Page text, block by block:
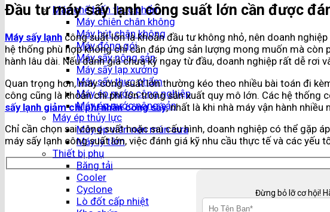
Máy chế biến thực phẩm
Máy chiên chân không
Máy hút chân không
Máy đóng gói
Máy sấy nông sản
Máy sấy lạp xưởng
Máy sấy thực phẩm
Máy ép nước công nghiệp
Máy ép nước nông sản
Máy ép thủy lực
Máy ép viên nén mùn cưa
Máy ly tâm
Thiết bị phụ
Băng tải
Cooler
Cyclone
Lò đốt cấp nhiệt
Đầu tư máy sấy lạnh công suất lớn cần được
Máy sấy lạnh công suất lớn là khoản đầu tư không nhỏ, nên doanh
hệ thống phù hợp không chỉ cần đáp ứng sản lượng mong muốn mà
hành lâu dài. Nếu đánh giá chưa kỹ ngay từ đầu, doanh nghiệp rất dễ
Quan trọng hơn, máy công suất lớn thường kéo theo nhiều bài toán đi
công cũng là khoản chi phí lớn trong sản xuất quy mô lớn. Các hệ
sấy lạnh giảm chi phí nhân công sấy, nhất là khi nhà máy vận hành nhiều
Chỉ cần chọn sai công suất hoặc sai cấu hình, doanh nghiệp có thể gặp
máy sấy lạnh công suất lớn, việc đánh giá kỹ nhu cầu thực tế và các
Đừng bỏ lỡ cơ hội!